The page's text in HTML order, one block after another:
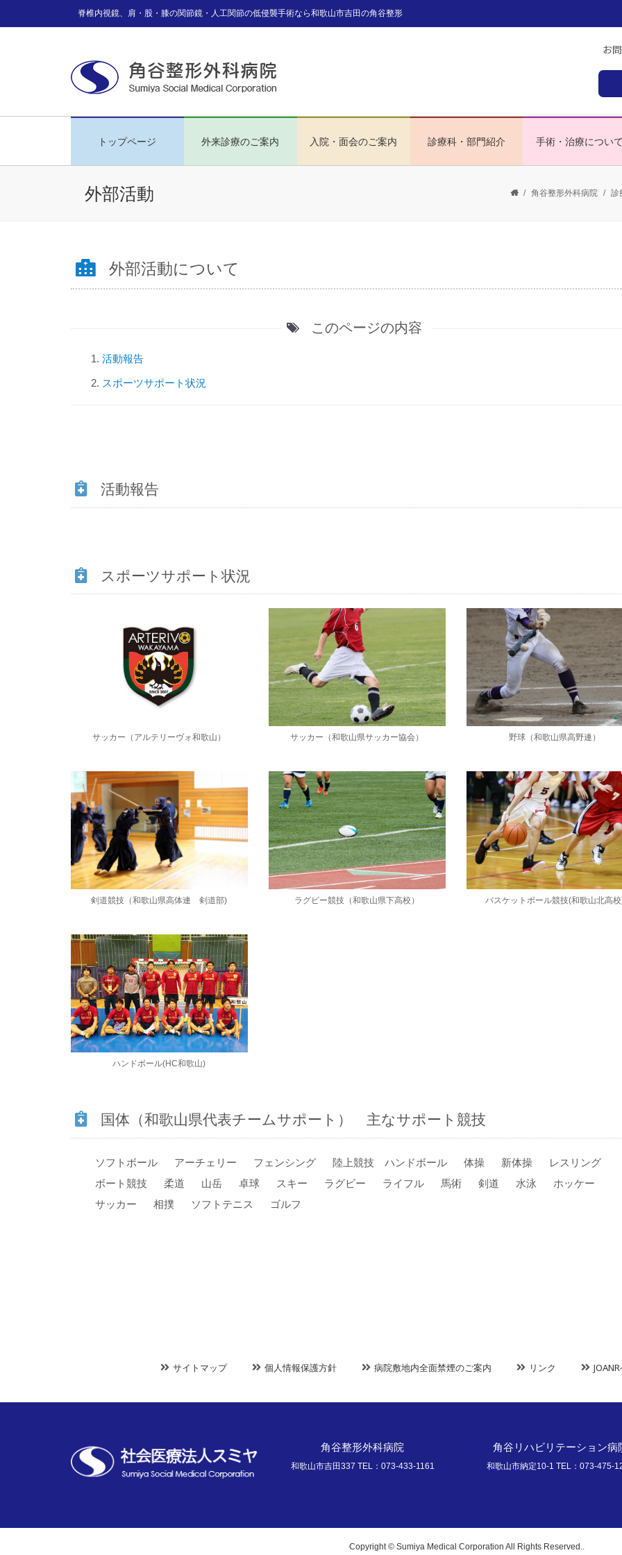
脊椎内視鏡、肩・股・膝の関節鏡・人工関節の低侵襲手術なら和歌山市吉田の角谷整形
トップページ 外来診療のご案内 入院・面会のご案内 診療科・部門紹介 手術・治療につい
外部活動 / 角谷整形外科病院 / 診
外部活動について
このページの内容
活動報告
スポーツサポート状況
活動報告
スポーツサポート状況
サッカー（アルテリーヴォ和歌山） サッカー（和歌山県サッカー協会） 野球（和歌山県高野連）
剣道競技（和歌山県高体連 剣道部) ラグビー競技（和歌山県下高校） バスケットボール競技(和歌山北高
ハンドボール(HC和歌山)
国体（和歌山県代表チームサポート） 主なサポート競技
ソフトボール アーチェリー フェンシング 陸上競技 ハンドボール 体操 新体操
レスリング
ボート競技
柔道 山岳 卓球 スキー ラグビー ライフル 馬術 剣道 水泳
ホッケー
サッカー
相撲 ソフトテニス ゴルフ
サイトマップ 個人情報保護方針 病院敷地内全面禁煙のご案内 リンク
角谷整形外科病院
和歌山市吉田337 TEL：073-433-1161
角谷リハビリテーション病
和歌山市納定10-1 TEL：073-475-
Copyright © Sumiya Medical Corporation All Rights Reserved..